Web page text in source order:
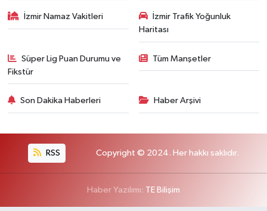
İzmir Namaz Vakitleri
İzmir Trafik Yoğunluk
Haritası
Süper Lig Puan Durumu ve
Fikstür
Tüm Manşetler
Son Dakika Haberleri Haber Arşivi
RSS Copyright © 2024. Her hakkı saklıdır.
Haber Yazılımı: TE Bilişim